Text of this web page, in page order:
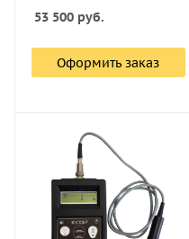
53 500 руб.
Оформить заказ